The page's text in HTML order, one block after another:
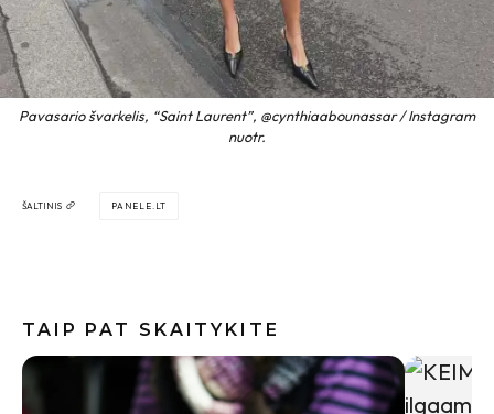
Pavasario švarkelis, “Saint Laurent”, @cynthiaabounassar / Instagram
nuotr.
ŠALTINIS PANELE.LT
TAIP PAT SKAITYKITE